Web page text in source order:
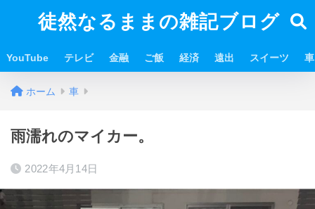
徒然なるままの雑記ブログ
YouTube テレビ 金融 ご飯 経済 遠出 スイーツ 車
ホーム 車
雨濡れのマイカー。
2022年4月14日